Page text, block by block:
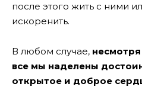
после этого жить с ними
искоренить.
В любом случае,
все мы наделены
открытое и доброе